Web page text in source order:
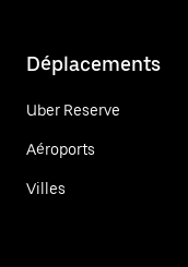
Déplacements
Uber Reserve
Aéroports
Villes